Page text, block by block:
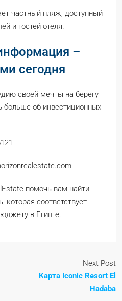
частный пляж, доступный
и гостей отеля.
–
сегодня
своей мечты на берегу
больше об инвестиционных
помочь вам найти
соответствует
в Египте.
Next Post
Карта Iconic Resort El
Hadaba